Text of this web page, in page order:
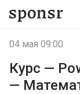
04 мая 09:00
Курс —
—